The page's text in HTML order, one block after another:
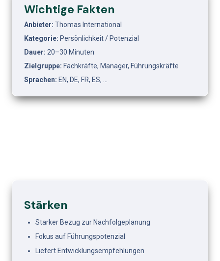
Wichtige Fakten
Anbieter: Thomas International
Kategorie: Persönlichkeit / Potenzial
Dauer: 20–30 Minuten
Zielgruppe: Fachkräfte, Manager, Führungskräfte
Sprachen: EN, DE, FR, ES, …
Stärken
Starker Bezug zur Nachfolgeplanung
Fokus auf Führungspotenzial
Liefert Entwicklungsempfehlungen